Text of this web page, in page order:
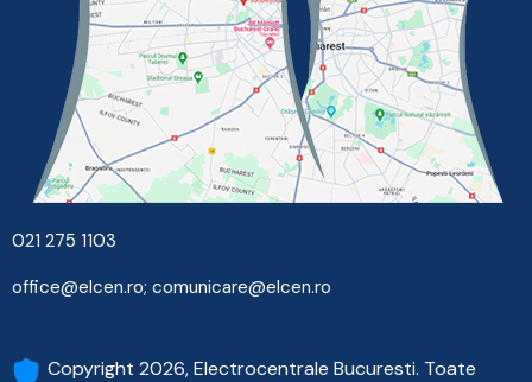
021 275 1103
office@elcen.ro; comunicare@elcen.ro
Copyright 2026, Electrocentrale Bucuresti. Toate